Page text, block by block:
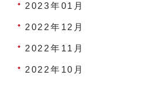
2023年01月
2022年12月
2022年11月
2022年10月